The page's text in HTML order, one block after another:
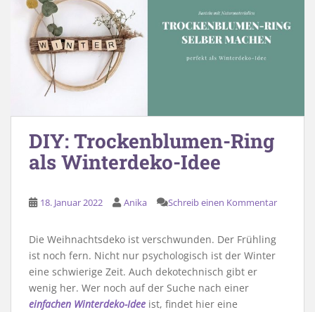
DIY: Trockenblumen-Ring
als Winterdeko-Idee
18. Januar 2022 Anika Schreib einen Kommentar
Die Weihnachtsdeko ist verschwunden. Der Frühling
ist noch fern. Nicht nur psychologisch ist der Winter
eine schwierige Zeit. Auch dekotechnisch gibt er
wenig her. Wer noch auf der Suche nach einer
einfachen Winterdeko-Idee ist, findet hier eine